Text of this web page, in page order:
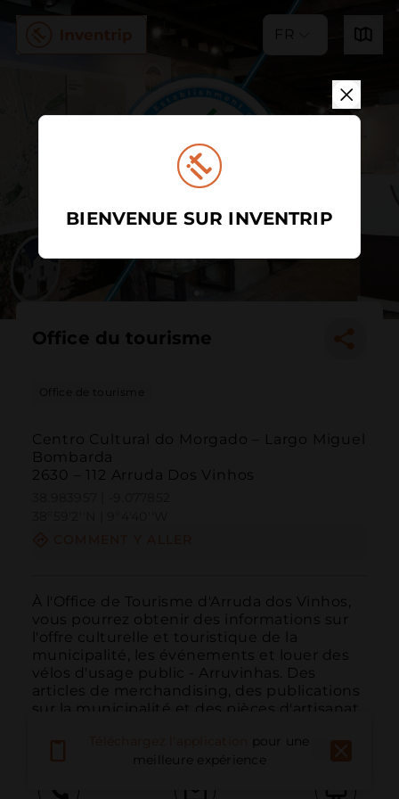
FR
Office du tourisme
Office de tourisme
Centro Cultural do Morgado – Largo Miguel
Bombarda
2630 – 112 Arruda Dos Vinhos
À l'Office de Tourisme d'Arruda dos Vinhos,
vous pourrez obtenir des informations sur
l'offre culturelle et touristique de la
municipalité, les événements et louer des
vélos d'usage public - Arruvinhas. Des
articles de merchandising, des publications
sur la municipalité et des pièces d'artisanat
pour une
meilleure expérience
BIENVENUE SUR INVENTRIP